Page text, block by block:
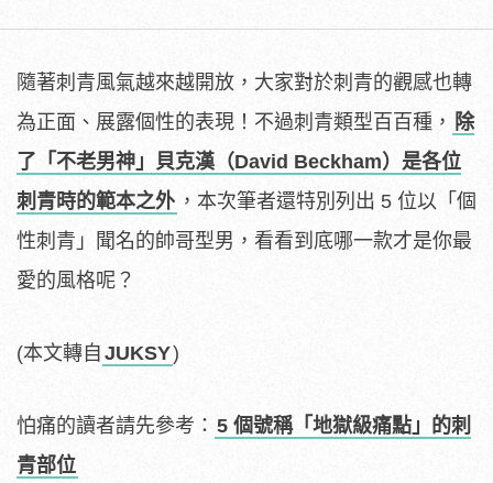
隨著刺青風氣越來越開放，大家對於刺青的觀感也轉
為正面、展露個性的表現！不過刺青類型百百種， 除
了「不老男神」貝克漢（David Beckham）是各位
刺青時的範本之外 ，本次筆者還特別列出 5 位以「個
性刺青」聞名的帥哥型男，看看到底哪一款才是你最
愛的風格呢？
(本文轉自 JUKSY)
怕痛的讀者請先參考： 5 個號稱「地獄級痛點」的刺
青部位